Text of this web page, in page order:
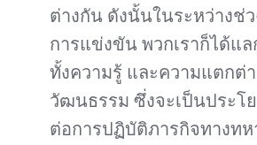
ต่างกัน ดังนั้นในระหว่างช่ว
การแข่งขัน พวกเราก็ได้แ
ทั้งความรู้ และความแตกต่
วัฒนธรรม ซึ่งจะเป็นประโ
ต่อการปฏิบัติภารกิจทางทห